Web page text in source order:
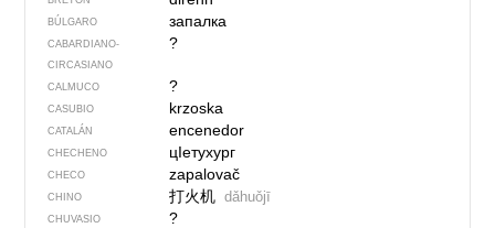
BÚLGARO запалка
CABARDIANO-
CIRCASIANO
?
CALMUCO ?
CASUBIO krzoska
CATALÁN encenedor
CHECHENO цIетухург
CHECO zapalovač
CHINO 打火机 dǎhuǒjī
CHUVASIO ?